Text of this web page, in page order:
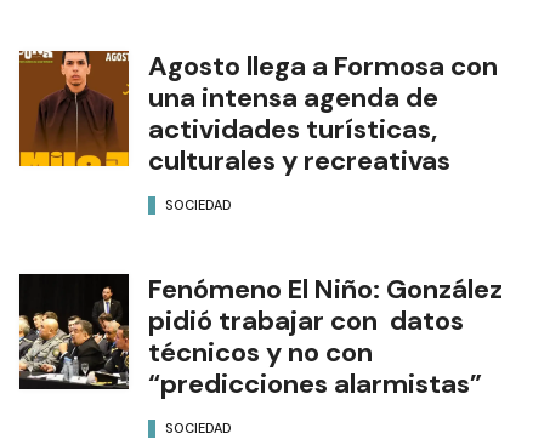
Agosto llega a Formosa con
una intensa agenda de
actividades turísticas,
culturales y recreativas
SOCIEDAD
Fenómeno El Niño: González
pidió trabajar con datos
técnicos y no con
“predicciones alarmistas”
SOCIEDAD